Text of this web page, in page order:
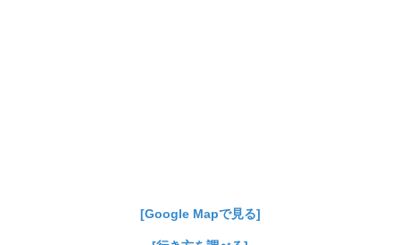
[Google Mapで見る]